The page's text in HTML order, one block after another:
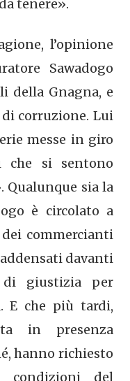
tenere».
l’opinione
Sawadogo
della Gnagna, e
corruzione. Lui
messe in giro
che si sentono
sia la
è circolato a
commercianti
addensati davanti
giustizia per
E che più tardi,
in presenza
hanno richiesto
condizioni del